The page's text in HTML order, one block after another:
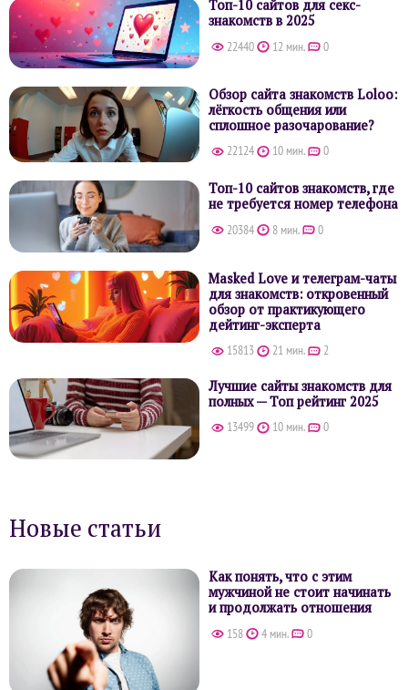
Топ-10 сайтов для секс-
знакомств в 2025
22440 12 мин. 0
Обзор сайта знакомств Loloo:
лёгкость общения или
сплошное разочарование?
22124 10 мин. 0
Топ-10 сайтов знакомств, где
не требуется номер телефона
20384 8 мин. 0
Masked Love и телеграм-чаты
для знакомств: откровенный
обзор от практикующего
дейтинг-эксперта
15813 21 мин. 2
Лучшие сайты знакомств для
полных — Топ рейтинг 2025
13499 10 мин. 0
Новые статьи
Как понять, что с этим
мужчиной не стоит начинать
и продолжать отношения
158 4 мин. 0